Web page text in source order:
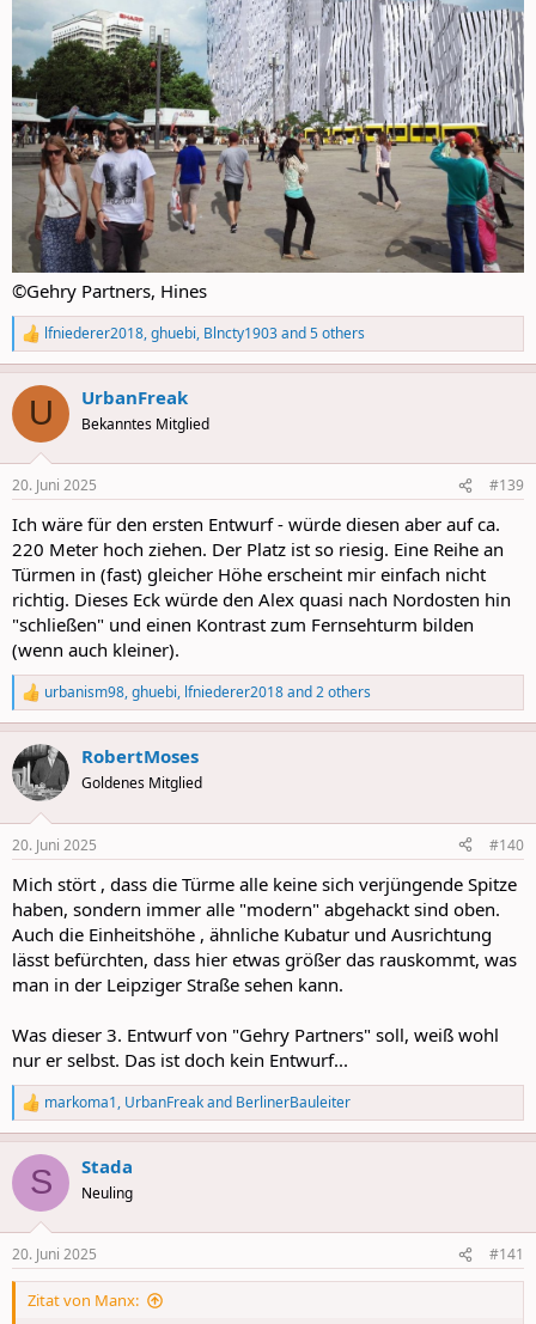
©Gehry Partners, Hines
R
e
a
c
i
s
lfniederer2018,ghuebi, Blncty1903and 5 others
U UrbanFreak
Bekanntes Mitglied
20. Juni 2025 #139
Ich wäre für den ersten Entwurf - würde diesen aber auf ca.
220 Meter hoch ziehen. Der Platz ist so riesig. Eine Reihe an
Türmen in (fast) gleicher Höhe erscheint mir einfach nicht
richtig. Dieses Eck würde den Alex quasi nach Nordosten hin
"schließen" und einen Kontrast zum Fernsehturm bilden
(wenn auch kleiner).
R
e
a
c
t
i
s
urbanism98,ghuebi, lfniederer2018and 2 others
RobertMoses
Goldenes Mitglied
20. Juni 2025 #140
Mich stört , dass die Türme alle keine sich verjüngende Spitze
haben, sondern immer alle "modern" abgehackt sind oben.
Auch die Einheitshöhe , ähnliche Kubatur und Ausrichtung
lässt befürchten, dass hier etwas größer das rauskommt, was
man in der Leipziger Straße sehen kann.
Was dieser 3. Entwurf von "Gehry Partners" soll, weiß wohl
nur er selbst. Das ist doch kein Entwurf...
R
e
a
c
i
s
:
markoma1, UrbanFreakand BerlinerBauleiter
S Stada
Neuling
20. Juni 2025 #141
Zitat von Manx: